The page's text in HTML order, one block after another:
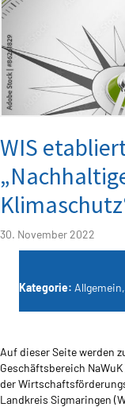
WIS
30. November 2022
Kategorie: Allgemein,
Auf dieser Seite werden
Geschäftsbereich NaWuK
der
Landkreis Sigmaringen